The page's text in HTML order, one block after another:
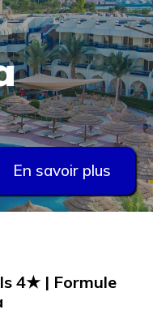
En savoir plus
4★ | Formule